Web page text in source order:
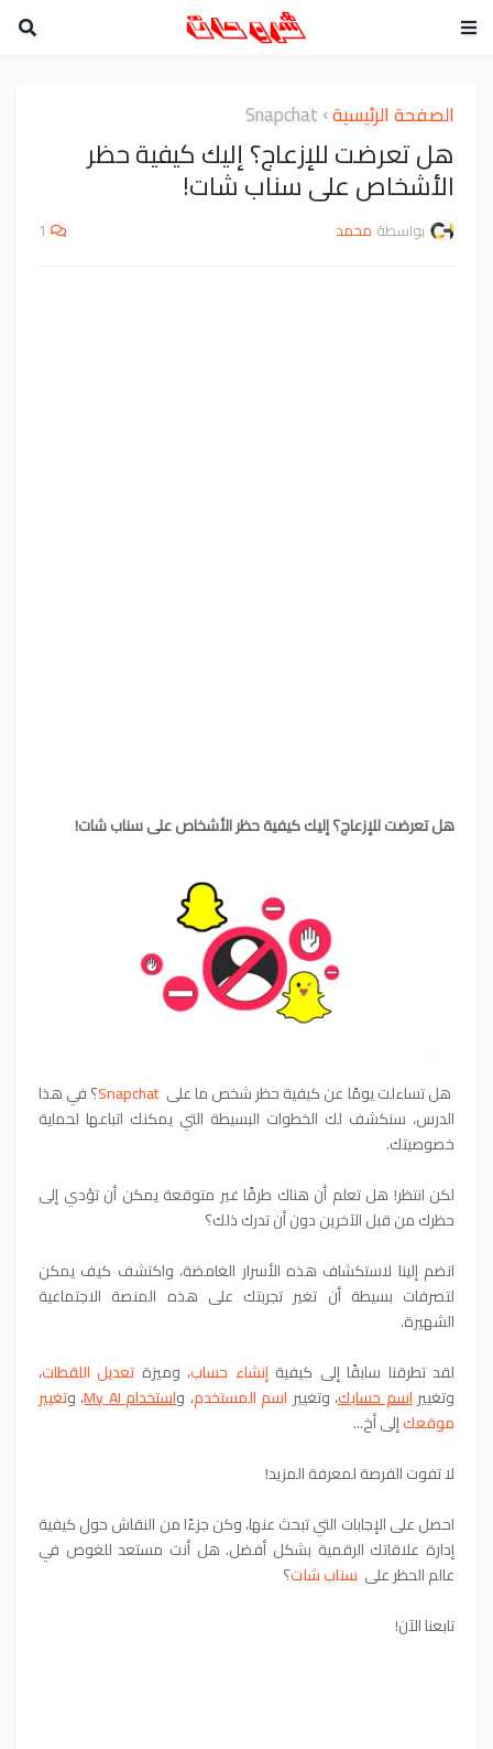
الصفحة الرئيسية Snapchat
هل تعرضت للإزعاج؟ إليك كيفية حظر
الأشخاص على سناب شات!
بواسطة محمد 1
هل تعرضت للإزعاج؟ إليك كيفية حظر الأشخاص على سناب شات!
هل تساءلت يومًا عن كيفية حظر شخص ما علىSnapchat؟ في هذا
الدرس، سنكشف لك الخطوات البسيطة التي يمكنك اتباعها لحماية
خصوصيتك.
لكن انتظر! هل تعلم أن هناك طرقًا غير متوقعة يمكن أن تؤدي إلى
حظرك من قبل الآخرين دون أن تدرك ذلك؟
انضم إلينا لاستكشاف هذه الأسرار الغامضة، واكتشف كيف يمكن
لتصرفات بسيطة أن تغير تجربتك على هذه المنصة الاجتماعية
الشهيرة.
لقد تطرقنا سابقًا إلى كيفيةإنشاء حساب، وميزة تعديل اللقطات،
وتغييراسم حسابك، وتغيير اسم المستخدم، واستخدام My AI ، وتغيير
موقعكإلى أخ...
لا تفوت الفرصة لمعرفة المزيد!
احصل على الإجابات التي تبحث عنها، وكن جزءًا من النقاش حول كيفية
إدارة علاقاتك الرقمية بشكل أفضل. هل أنت مستعد للغوص في
عالم الحظر على سناب شات؟
تابعنا الآن!